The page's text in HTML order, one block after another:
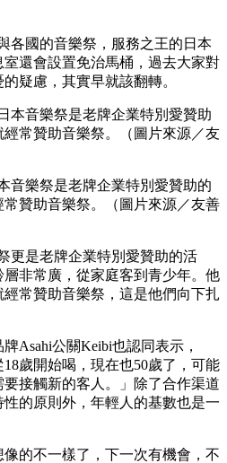
各國的音樂祭，服務之王的日本
還會設置免治馬桶，過去大家對
疑慮，其實早就該翻轉。
音樂祭是老牌企業特別愛贊助的
贊助音樂祭。（圖片來源／友善
更是老牌企業特別愛贊助的活
非常廣，從家庭客到青少年。他
常贊助音樂祭，這是他們向下扎
Asahi公關Keibi也認同表示，
18歲開始喝，現在也50歲了，可能
接觸新的客人。」除了合作渠道
的原則外，年輕人的基數也是一
的不一樣了，下一次有機會，不